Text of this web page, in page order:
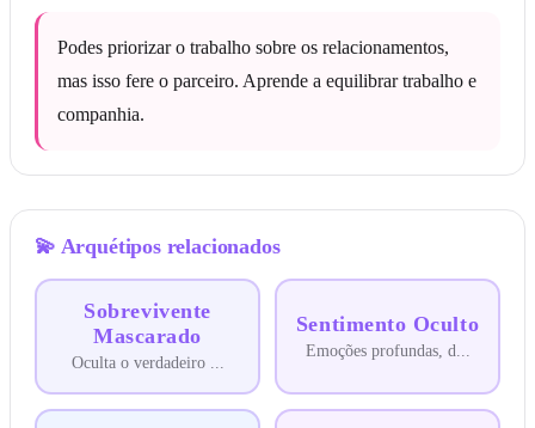
Podes priorizar o trabalho sobre os relacionamentos,
mas isso fere o parceiro. Aprende a equilibrar trabalho e
companhia.
💫 Arquétipos relacionados
Sobrevivente
Mascarado
Oculta o verdadeiro ...
Sentimento Oculto
Emoções profundas, d